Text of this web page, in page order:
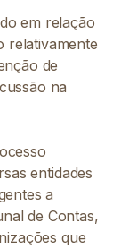
em relação
relativamente
de
na
entidades
a
de Contas,
que